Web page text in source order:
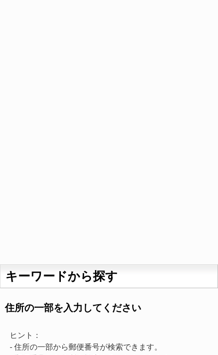
キーワードから探す
住所の一部を入力してください
ヒント：
- 住所の一部から郵便番号が検索できます。